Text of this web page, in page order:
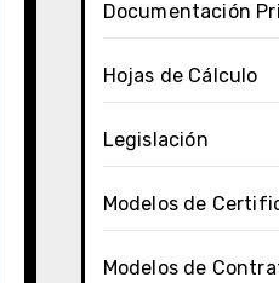
Documentación
Hojas de Cálculo
Legislación
Modelos de
Modelos de